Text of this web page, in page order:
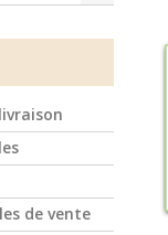
de vente